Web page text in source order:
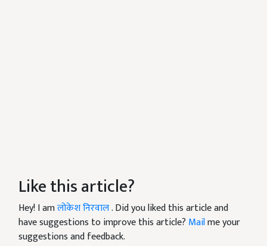
Like this article?
Hey! I amलोकेश निरवाल. Did you liked this article and
have suggestions to improve this article? Mailme your
suggestions and feedback.